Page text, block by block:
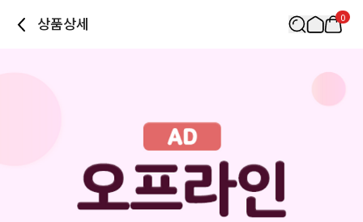
상품상세 0